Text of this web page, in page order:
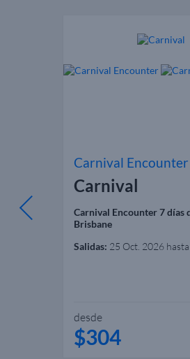
Carnival Encounter
Carnival
Carnival Encounter 7 días
Brisbane
Salidas: 25 Oct. 2026
desde
$304